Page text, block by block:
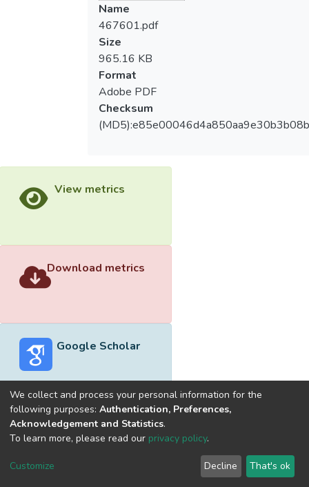
Name
467601.pdf
Size
965.16 KB
Format
Adobe PDF
Checksum
View metrics
Download metrics
Google Scholar
Built withDSpace-CRIS software
optimized by
Cookie
End User
Agreement
Send
Feedback
We collect and process your personal information for the
following purposes: Authentication, Preferences,
Acknowledgement and Statistics.
To learn more, please read our privacy policy.
Customize Decline That's ok